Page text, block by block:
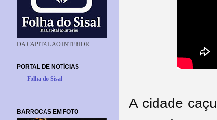
A cidade
DA CAPITAL AO INTERIOR
PORTAL DE NOTÍCIAS
Folha do Sisal
-
BARROCAS EM FOTO